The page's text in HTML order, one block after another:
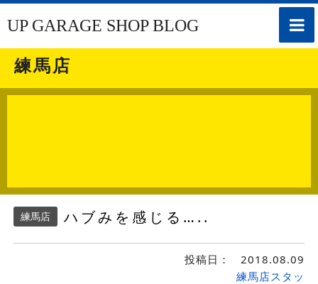
toggle
UP GARAGE SHOP BLOG
練馬店
練馬店 ハブみを感じる…..
投稿日： 2018.08.09
練馬店スタッ